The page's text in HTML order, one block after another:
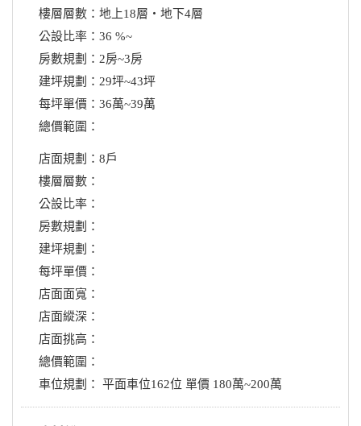
樓層層數：地上18層‧地下4層
公設比率：36 %~
房數規劃：2房~3房
建坪規劃：29坪~43坪
每坪單價：36萬~39萬
總價範圍：
店面規劃：8戶
樓層層數：
公設比率：
房數規劃：
建坪規劃：
每坪單價：
店面面寬：
店面縱深：
店面挑高：
總價範圍：
車位規劃： 平面車位162位 單價 180萬~200萬